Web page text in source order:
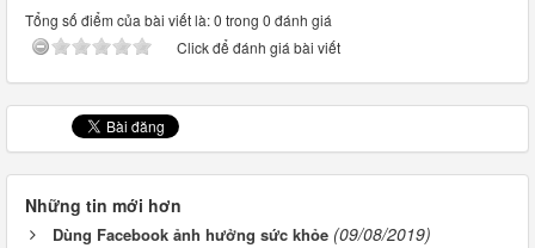
Tổng số điểm của bài viết là: 0 trong 0 đánh giá
Click để đánh giá bài viết
Những tin mới hơn
Dùng Facebook ảnh hưởng sức khỏe (09/08/2019)